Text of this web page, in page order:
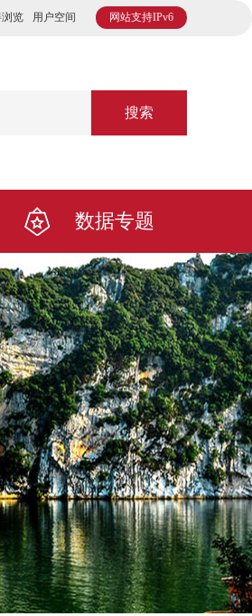
网站支持IPv6
览 用户空间
搜索
数据专题